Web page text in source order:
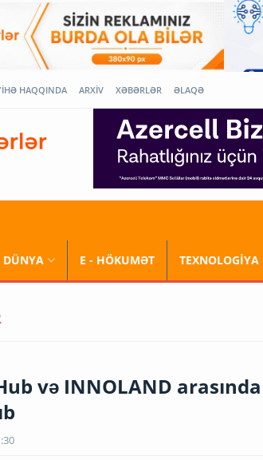
HAQQINDA ARXİV XƏBƏRLƏR ƏLAQƏ
E - HÖKUMƏT TEXNOLOGİYA
və INNOLAND